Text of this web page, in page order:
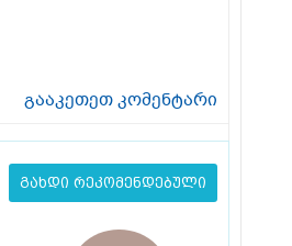
გააკეთეთ კომენტარი
გახდი რეკომენდებული